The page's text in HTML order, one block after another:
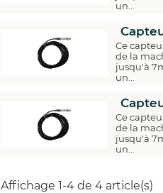
un...
Ce
de la
jusqu'à
un...
Ce
de la
jusqu'à
un...
Affichage 1-4 de 4 article(s)